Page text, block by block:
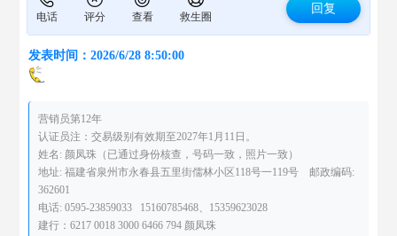
电话 评分 查看 救生圈
回复
发表时间：2026/6/28 8:50:00
营销员第12年
认证员注：交易级别有效期至2027年1月11日。
姓名: 颜凤珠（已通过身份核查，号码一致，照片一致）
地址: 福建省泉州市永春县五里街儒林小区118号一119号 邮政编码:
362601
电话: 0595-23859033 15160785468、15359623028
建行：6217 0018 3000 6466 794 颜凤珠